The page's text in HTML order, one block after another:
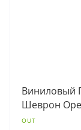
Виниловый
Шеврон
OUT